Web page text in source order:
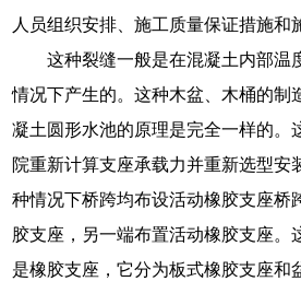
人员组织安排、施工质量保证措施和
这种裂缝一般是在混凝土内部温
情况下产生的。这种木盆、木桶的制
凝土圆形水池的原理是完全一样的。
院重新计算支座承载力并重新选型安
种情况下桥跨均布设活动橡胶支座桥
胶支座，另一端布置活动橡胶支座。
是橡胶支座，它分为板式橡胶支座和